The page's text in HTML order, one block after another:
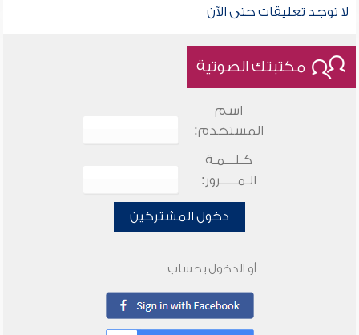
لا توجد تعليقات حتى الآن
مكتبتك الصوتية
اسم
المستخدم:
كـلـــمـة
الـمـــــرور:
دخول المشتركين
أو الدخول بحساب